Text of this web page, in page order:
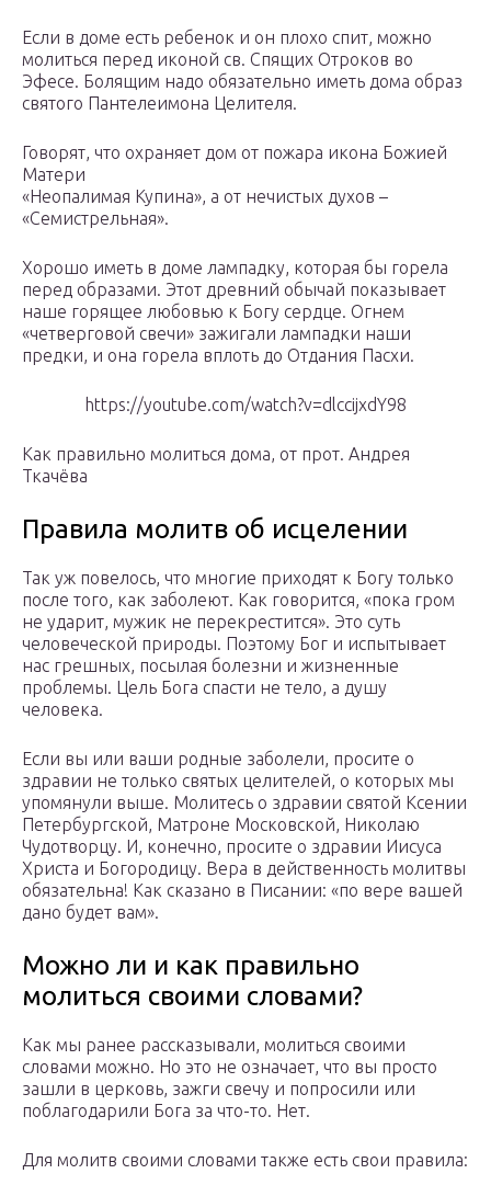
Если в доме есть ребенок и он плохо спит, можно
молиться перед иконой св. Спящих Отроков во
Эфесе. Болящим надо обязательно иметь дома образ
святого Пантелеимона Целителя.
Говорят, что охраняет дом от пожара икона Божией
Матери
«Неопалимая Купина», а от нечистых духов –
«Семистрельная».
Хорошо иметь в доме лампадку, которая бы горела
перед образами. Этот древний обычай показывает
наше горящее любовью к Богу сердце. Огнем
«четверговой свечи» зажигали лампадки наши
предки, и она горела вплоть до Отдания Пасхи.
https://youtube.com/watch?v=dlccijxdY98
Как правильно молиться дома, от прот. Андрея
Ткачёва
Правила молитв об исцелении
Так уж повелось, что многие приходят к Богу только
после того, как заболеют. Как говорится, «пока гром
не ударит, мужик не перекрестится». Это суть
человеческой природы. Поэтому Бог и испытывает
нас грешных, посылая болезни и жизненные
проблемы. Цель Бога спасти не тело, а душу
человека.
Если вы или ваши родные заболели, просите о
здравии не только святых целителей, о которых мы
упомянули выше. Молитесь о здравии святой Ксении
Петербургской, Матроне Московской, Николаю
Чудотворцу. И, конечно, просите о здравии Иисуса
Христа и Богородицу. Вера в действенность молитвы
обязательна! Как сказано в Писании: «по вере вашей
дано будет вам».
Можно ли и как правильно
молиться своими словами?
Как мы ранее рассказывали, молиться своими
словами можно. Но это не означает, что вы просто
зашли в церковь, зажги свечу и попросили или
поблагодарили Бога за что-то. Нет.
Для молитв своими словами также есть свои правила: